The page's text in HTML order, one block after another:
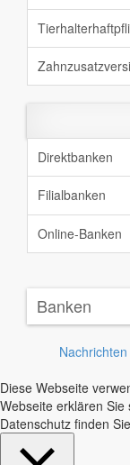
Zahnzusatz
Direktbanken
Filialbanken
Online-Banken
Banken
Nachrichten
Diese Webseite
Webseite erklären
Datenschutz finden Sie